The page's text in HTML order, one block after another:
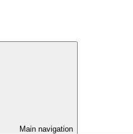
Main navigation